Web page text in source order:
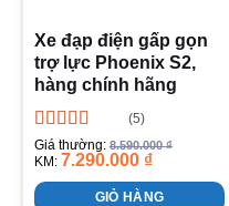
Xe đạp điện gấp gọn
trợ lực Phoenix S2,
hàng chính hãng
Được xếp
hạng5.005
sao
(5)
Giá thường:8.590.000₫
KM: 7.290.000 ₫
GIỎ HÀNG